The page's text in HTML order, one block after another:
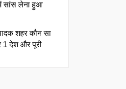
सांस लेना हुआ
शहर कौन सा
1 देश और पूरी